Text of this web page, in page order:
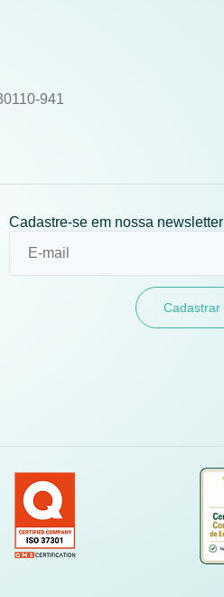
941
Cadastre-se em nossa newsletter
Cadastrar